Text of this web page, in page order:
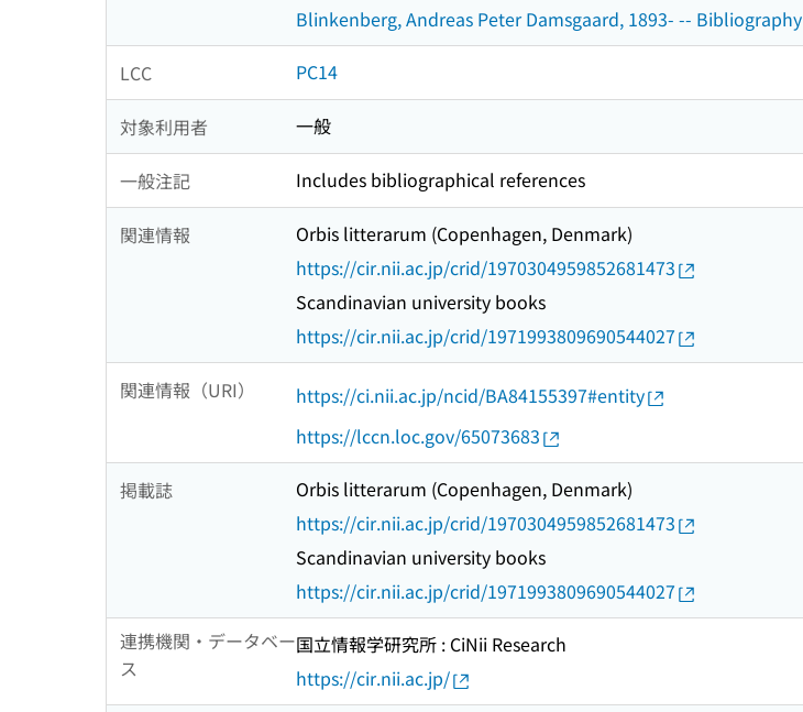
Blinkenberg, Andreas Peter Damsgaard, 1893- -- Bibliography
LCC PC14
対象利用者 一般
一般注記 Includes bibliographical references
関連情報
Orbis litterarum (Copenhagen, Denmark)
https://cir.nii.ac.jp/crid/1970304959852681473
Scandinavian university books
https://cir.nii.ac.jp/crid/1971993809690544027
関連情報（URI）
https://ci.nii.ac.jp/ncid/BA84155397#entity
https://lccn.loc.gov/65073683
掲載誌
Orbis litterarum (Copenhagen, Denmark)
https://cir.nii.ac.jp/crid/1970304959852681473
Scandinavian university books
https://cir.nii.ac.jp/crid/1971993809690544027
連携機関・データベー
ス
国立情報学研究所 : CiNii Research
https://cir.nii.ac.jp/